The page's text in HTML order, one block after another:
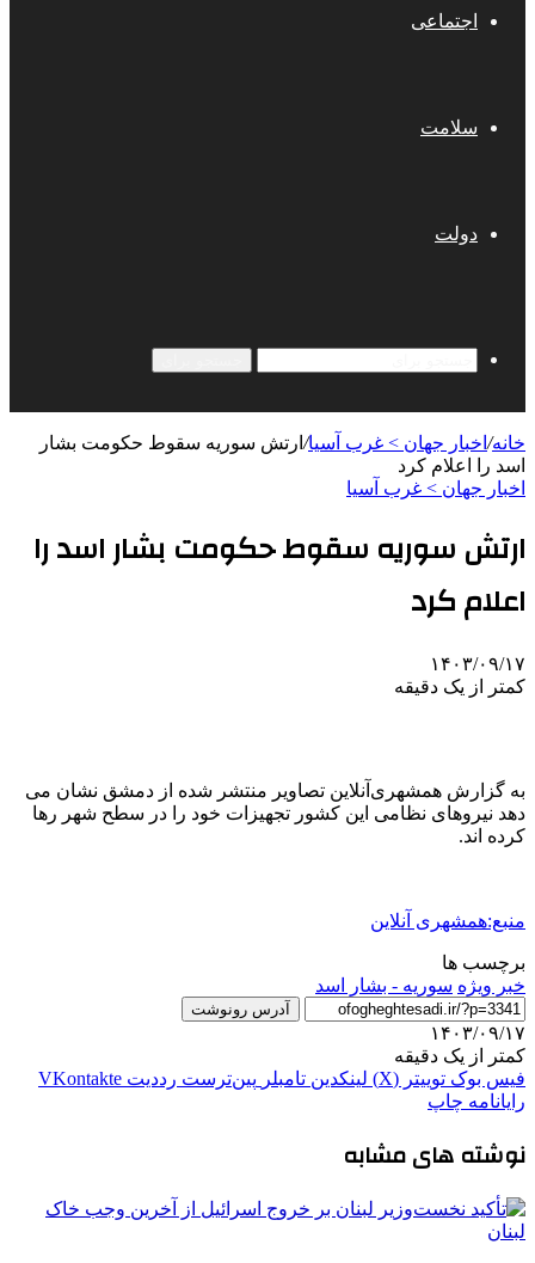
اجتماعی
سلامت
دولت
خانه/ اخبار جهان > غرب آسیا/ ارتش سوریه سقوط حکومت بشار
اسد را اعلام کرد
اخبار جهان > غرب آسیا
ارتش سوریه سقوط حکومت بشار اسد را
اعلام کرد
۱۴۰۳/۰۹/۱۷
کمتر از یک دقیقه
به گزارش همشهری‌آنلاین تصاویر منتشر شده از دمشق نشان می
دهد نیروهای نظامی این کشور تجهیزات خود را در سطح شهر رها
کرده اند.
منبع:همشهری آنلاین
برچسب ها
خبر ویژه سوریه - بشار اسد
آدرس رونوشت
۱۴۰۳/۰۹/۱۷
کمتر از یک دقیقه
فیس بوک توییتر (X) لینکدین ‫تامبلر ‫پین‌ترست ‫رددیت ‫VKontakte
رایانامه چاپ
نوشته های مشابه